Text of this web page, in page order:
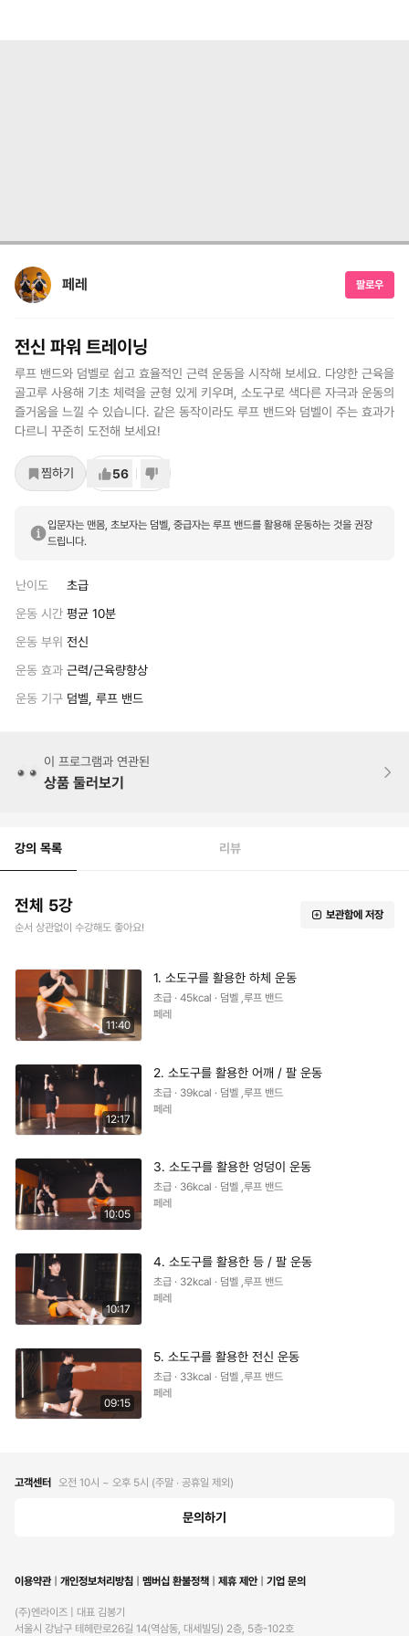
페레 팔로우
전신 파워 트레이닝
루프 밴드와 덤벨로 쉽고 효율적인 근력 운동을 시작해 보세요. 다양한 근육을
골고루 사용해 기초 체력을 균형 있게 키우며, 소도구로 색다른 자극과 운동의
즐거움을 느낄 수 있습니다. 같은 동작이라도 루프 밴드와 덤벨이 주는 효과가
다르니 꾸준히 도전해 보세요!
찜하기 56
입문자는 맨몸, 초보자는 덤벨, 중급자는 루프 밴드를 활용해 운동하는 것을 권장
드립니다.
난이도
초급
운동 시간 평균 10분
운동 부위 전신
운동 효과 근력/근육량향상
운동 기구 덤벨, 루프 밴드
이 프로그램과 연관된
상품 둘러보기
강의 목록 리뷰
전체 5강
순서 상관없이 수강해도 좋아요!
보관함에 저장
11:40
1. 소도구를 활용한 하체 운동
초급 · 45kcal · 덤벨 ,루프 밴드
페레
12:17
2. 소도구를 활용한 어깨 / 팔 운동
초급 · 39kcal · 덤벨 ,루프 밴드
페레
10:05
3. 소도구를 활용한 엉덩이 운동
초급 · 36kcal · 덤벨 ,루프 밴드
페레
10:17
4. 소도구를 활용한 등 / 팔 운동
초급 · 32kcal · 덤벨 ,루프 밴드
페레
09:15
5. 소도구를 활용한 전신 운동
초급 · 33kcal · 덤벨 ,루프 밴드
페레
고객센터 오전 10시 ~ 오후 5시 (주말 ∙ 공휴일 제외)
문의하기
이용약관 개인정보처리방침 멤버십 환불정책 제휴 제안 기업 문의
(주)엔라이즈 | 대표 김봉기
서울시 강남구 테헤란로26길 14(역삼동, 대세빌딩) 2층, 5층-102호